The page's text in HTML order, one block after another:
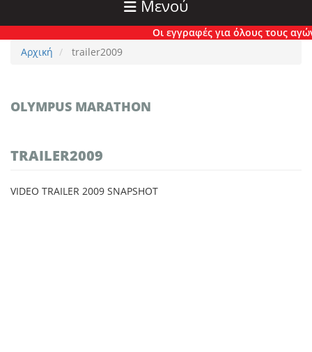
Μενού
Οι εγγραφές για όλους τους
Αρχική
trailer2009
OLYMPUS MARATHON
TRAILER2009
VIDEO TRAILER 2009 SNAPSHOT